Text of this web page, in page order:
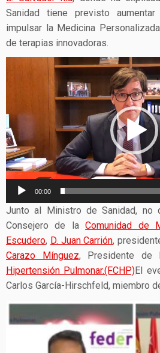
Sanidad tiene previsto a
impulsar la Medicina
de terapias innovadoras.
Reproductor
00:00
Junto al Ministro de Sanidad,
Consejero de laComunidad de
Escudero, D. Juan Carrión,
Carazo Mínguez, Presidente de
Hipertensión Pulmonar.(FCHP)El
Carlos García-Hirschfeld, miembro